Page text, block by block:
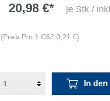
20,98 €* je Stk /
(Preis Pro 1 C62 0,21 €)
In